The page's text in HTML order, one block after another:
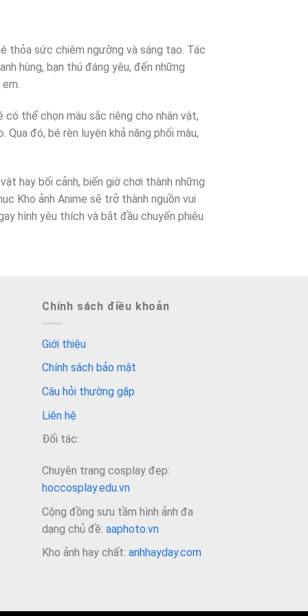
thỏa sức chiêm ngưỡng và sáng tạo. Tác
hùng, bạn thú đáng yêu, đến những
thể chọn màu sắc riêng cho nhân vật,
đó, bé rèn luyện khả năng phối màu,
hay bối cảnh, biến giờ chơi thành những
Kho ảnh Anime sẽ trở thành nguồn vui
hình yêu thích và bắt đầu chuyến phiêu
Chính sách điều khoản
Giới thiệu
Chính sách bảo mật
Câu hỏi thường gặp
Liên hệ
Đối tác:
Chuyên trang cosplay đẹp:
hoccosplay.edu.vn
Cộng đồng sưu tầm hình ảnh đa
dạng chủ đề: aaphoto.vn
Kho ảnh hay chất: anhhayday.com